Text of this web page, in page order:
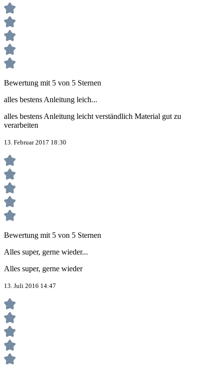
Bewertung mit 5 von 5 Sternen
alles bestens Anleitung leich...
alles bestens Anleitung leicht verständlich Material gut zu
verarbeiten
13. Februar 2017 18:30
Bewertung mit 5 von 5 Sternen
Alles super, gerne wieder...
Alles super, gerne wieder
13. Juli 2016 14:47